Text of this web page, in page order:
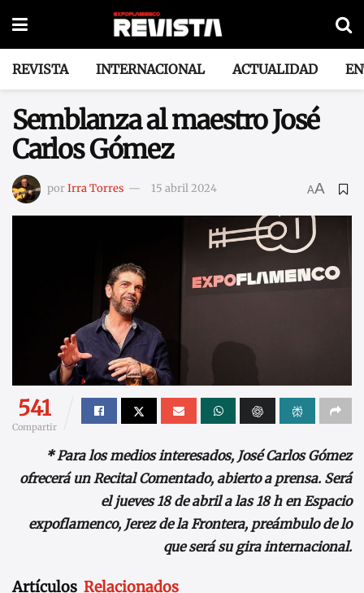
REVISTA INTERNACIONAL ACTUALIDAD
Semblanza al maestro José
Carlos Gómez
porIrra Torres 15 abril 2024 AA
541
Compartir
* Para los medios interesados, José Carlos Gómez
ofrecerá un Recital Comentado, abierto a prensa. Será
el jueves 18 de abril a las 18 h en Espacio
expoflamenco, Jerez de la Frontera, preámbulo de lo
que será su gira internacional.
Artículos Relacionados